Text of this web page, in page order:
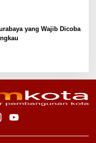
yang Wajib Dicoba